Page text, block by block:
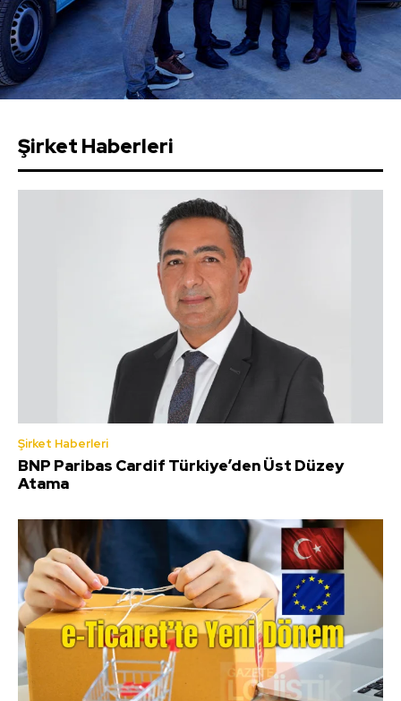
Şirket Haberleri
Şirket Haberleri
BNP Paribas Cardif Türkiye’den Üst Düzey
Atama